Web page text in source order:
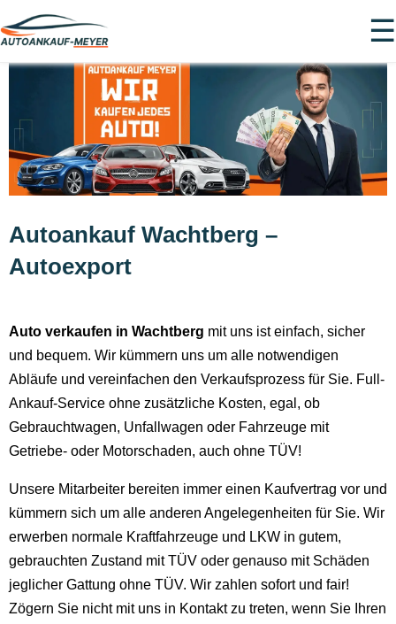
☰
Autoankauf Wachtberg –
Autoexport
Auto verkaufen in Wachtberg mit uns ist einfach, sicher
und bequem. Wir kümmern uns um alle notwendigen
Abläufe und vereinfachen den Verkaufsprozess für Sie. Full-
Ankauf-Service ohne zusätzliche Kosten, egal, ob
Gebrauchtwagen, Unfallwagen oder Fahrzeuge mit
Getriebe- oder Motorschaden, auch ohne TÜV!
Unsere Mitarbeiter bereiten immer einen Kaufvertrag vor und
kümmern sich um alle anderen Angelegenheiten für Sie. Wir
erwerben normale Kraftfahrzeuge und LKW in gutem,
gebrauchten Zustand mit TÜV oder genauso mit Schäden
jeglicher Gattung ohne TÜV. Wir zahlen sofort und fair!
Zögern Sie nicht mit uns in Kontakt zu treten, wenn Sie Ihren